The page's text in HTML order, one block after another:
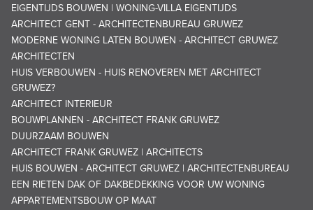
EIGENTIJDS BOUWEN | WONING-VILLA EIGENTIJDS
ARCHITECT GENT - ARCHITECTENBUREAU GRUWEZ
MODERNE WONING LATEN BOUWEN - ARCHITECT GRUWEZ
ARCHITECTEN
HUIS VERBOUWEN - HUIS RENOVEREN MET ARCHITECT
GRUWEZ?
ARCHITECT INTERIEUR
BOUWPLANNEN - ARCHITECT FRANK GRUWEZ
DUURZAAM BOUWEN
ARCHITECT FRANK GRUWEZ | ARCHITECTS
HUIS BOUWEN - ARCHITECT GRUWEZ | ARCHITECTENBUREAU
EEN RIETEN DAK OF DAKBEDEKKING VOOR UW WONING
APPARTEMENTSBOUW OP MAAT